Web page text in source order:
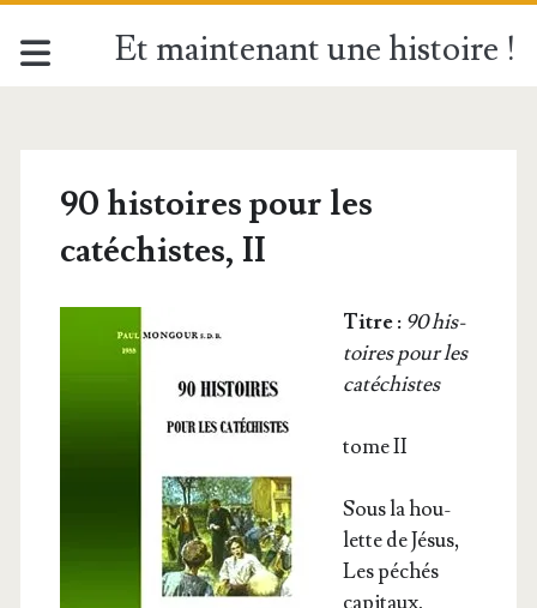
Et maintenant une histoire !
90 histoires pour les
catéchistes, II
Titre : 90 his­
toires pour les
catéchistes
tome II
Sous la hou­
lette de Jésus,
Les péchés